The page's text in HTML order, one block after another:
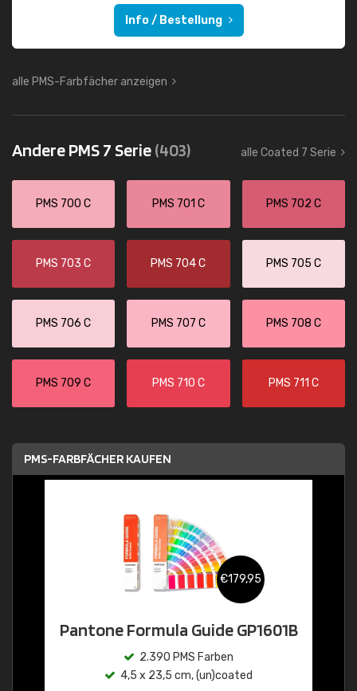
Info / Bestellung
alle PMS-Farbfächer anzeigen
Andere PMS 7 Serie(403) alle Coated 7 Serie
PMS 700 C PMS 701 C PMS 702 C
PMS 703 C PMS 704 C PMS 705 C
PMS 706 C PMS 707 C PMS 708 C
PMS 709 C PMS 710 C PMS 711 C
PMS-FARBFÄCHER KAUFEN
€179,95
Pantone Formula Guide GP1601B
2.390 PMS Farben
4,5 x 23,5 cm, (un)coated